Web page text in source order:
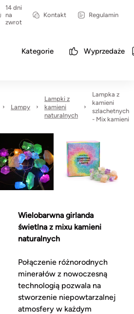
14 dni
na
zwrot
Kontakt Regulamin
Kategorie Wyprzedaże
Lampy
Lampki z
kamieni
naturalnych
Lampka z
kamieni
szlachetnych
- Mix kamieni
Wielobarwna girlanda
świetlna z mixu kamieni
naturalnych
Połączenie różnorodnych
minerałów z nowoczesną
technologią pozwala na
stworzenie niepowtarzalnej
atmosfery w każdym